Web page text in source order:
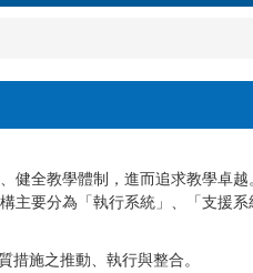
健全教學體制，進而追求教學卓
主要分為「執行系統」、「支援
措施之推動、執行與整合。